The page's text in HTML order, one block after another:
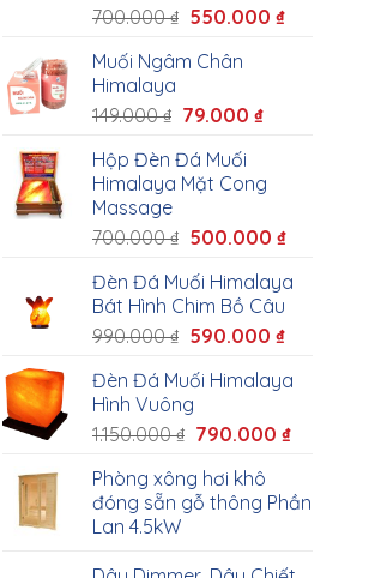
700.000₫ 550.000 ₫
Muối Ngâm Chân
Himalaya
149.000₫ 79.000 ₫
Hộp Đèn Đá Muối
Himalaya Mặt Cong
Massage
700.000₫ 500.000 ₫
Đèn Đá Muối Himalaya
Bát Hình Chim Bồ Câu
990.000₫ 590.000 ₫
Đèn Đá Muối Himalaya
Hình Vuông
1.150.000₫ 790.000 ₫
Phòng xông hơi khô
đóng sẵn gỗ thông Phần
Lan 4.5kW